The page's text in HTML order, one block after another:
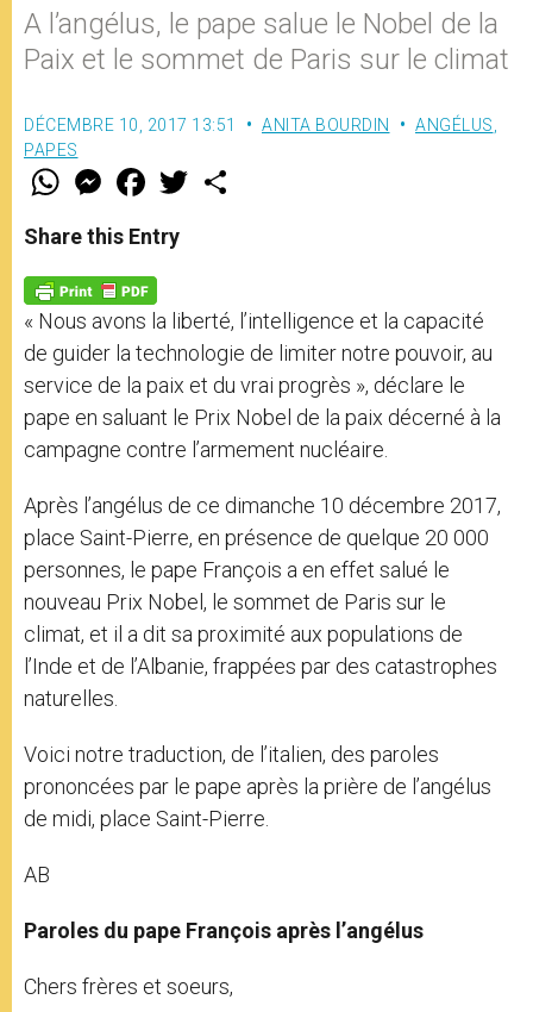
A l’angélus, le pape salue le Nobel de la
Paix et le sommet de Paris sur le climat
DÉCEMBRE 10, 2017 13:51 ANITA BOURDIN ANGÉLUS,
PAPES
W
t
s
p
p
M
e
s
e
g
e
r
F
a
e
b
o
k
w
Share this Entry
« Nous avons la liberté, l’intelligence et la capacité
de guider la technologie de limiter notre pouvoir, au
service de la paix et du vrai progrès », déclare le
pape en saluant le Prix Nobel de la paix décerné à la
campagne contre l’armement nucléaire.
Après l’angélus de ce dimanche 10 décembre 2017,
place Saint-Pierre, en présence de quelque 20 000
personnes, le pape François a en effet salué le
nouveau Prix Nobel, le sommet de Paris sur le
climat, et il a dit sa proximité aux populations de
l’Inde et de l’Albanie, frappées par des catastrophes
naturelles.
Voici notre traduction, de l’italien, des paroles
prononcées par le pape après la prière de l’angélus
de midi, place Saint-Pierre.
AB
Paroles du pape François après l’angélus
Chers frères et soeurs,